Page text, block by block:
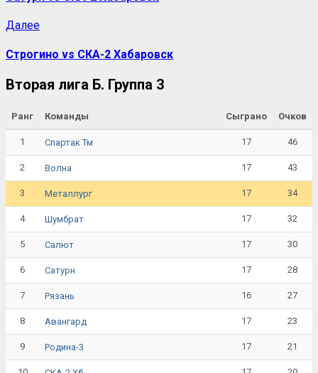
Далее
Строгино vs СКА-2 Хабаровск
Вторая лига Б. Группа 3
Ранг Команды Сыграно Очков
1 Спартак Тм 17 46
2 Волна 17 43
3 Металлург 17 34
4 Шумбрат 17 32
5 Салют 17 30
6 Сатурн 17 28
7 Рязань 16 27
8 Авангард 17 23
9 Родина-3 17 21